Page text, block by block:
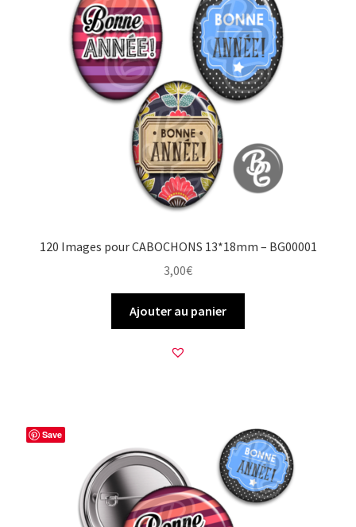
120 Images pour CABOCHONS 13*18mm – BG00001
3,00€
Ajouter au panier
Save